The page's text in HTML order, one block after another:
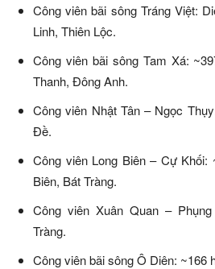
Công viên bãi sông Tráng Việt:
Linh, Thiên Lộc.
Công viên bãi sông Tam Xá:
Thanh, Đông Anh.
Công viên Nhật Tân – Ngọc
Đề.
Công viên Long Biên – Cự
Biên, Bát Tràng.
Công viên Xuân Quan –
Tràng.
Công viên bãi sông Ô Diên: ~166